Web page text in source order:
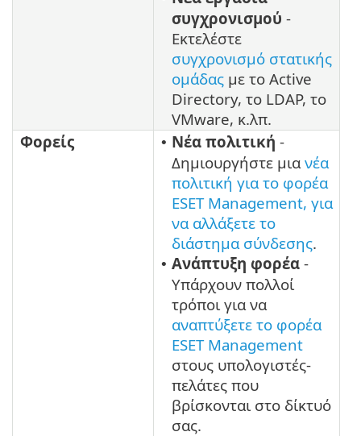
συγχρονισμού -
Εκτελέστε
συγχρονισμό στατικής
ομάδας με το Active
Directory, το LDAP, το
VMware, κ.λπ.
Φορείς
• Νέα πολιτική -
Δημιουργήστε μια νέα
πολιτική για το φορέα
ESET Management, για
να αλλάξετε το
διάστημα σύνδεσης.
• Ανάπτυξη φορέα -
Υπάρχουν πολλοί
τρόποι για να
αναπτύξετε το φορέα
ESET Management
στους υπολογιστές-
πελάτες που
βρίσκονται στο δίκτυό
σας.